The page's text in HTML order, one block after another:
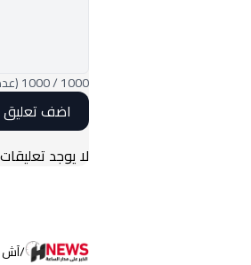
1000
/
1000
لا يوجد
/آش